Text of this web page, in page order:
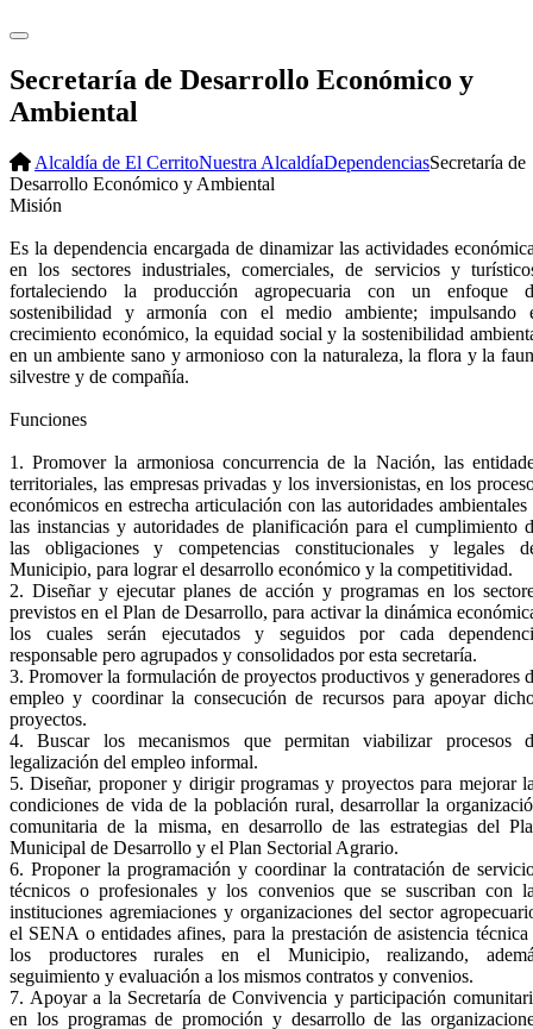
Secretaría de Desarrollo Económico y
Ambiental
Alcaldía de El CerritoNuestra AlcaldíaDependenciasSecretaría de
Desarrollo Económico y Ambiental
​Misión
Es la dependencia encargada de dinamizar las actividades
en los sectores industriales, comerciales, de servicios y
fortaleciendo la producción agropecuaria con un enfoque
sostenibilidad y armonía con el medio ambiente; impulsando
crecimiento económico, la equidad social y la sostenibilidad
en un ambiente sano y armonioso con la naturaleza, la flora y la
silvestre y de compañía.
Funciones
1. Promover la armoniosa concurrencia de la Nación, las
territoriales, las empresas privadas y los inversionistas, en los
económicos en estrecha articulación con las autoridades ambientales
las instancias y autoridades de planificación para el cumplimiento
las obligaciones y competencias constitucionales y legales
Municipio, para lograr el desarrollo económico y la competitividad.
2. Diseñar y ejecutar planes de acción y programas en los
previstos en el Plan de Desarrollo, para activar la dinámica
los cuales serán ejecutados y seguidos por cada
responsable pero agrupados y consolidados por esta secretaría.
3. Promover la formulación de proyectos productivos y generadores
empleo y coordinar la consecución de recursos para apoyar
proyectos.
4. Buscar los mecanismos que permitan viabilizar procesos
legalización del empleo informal.
5. Diseñar, proponer y dirigir programas y proyectos para mejorar
condiciones de vida de la población rural, desarrollar la
comunitaria de la misma, en desarrollo de las estrategias del
Municipal de Desarrollo y el Plan Sectorial Agrario.
6. Proponer la programación y coordinar la contratación de
técnicos o profesionales y los convenios que se suscriban con
instituciones agremiaciones y organizaciones del sector
el SENA o entidades afines, para la prestación de asistencia técnica
los productores rurales en el Municipio, realizando,
seguimiento y evaluación a los mismos contratos y convenios.
7. Apoyar a la Secretaría de Convivencia y participación
en los programas de promoción y desarrollo de las